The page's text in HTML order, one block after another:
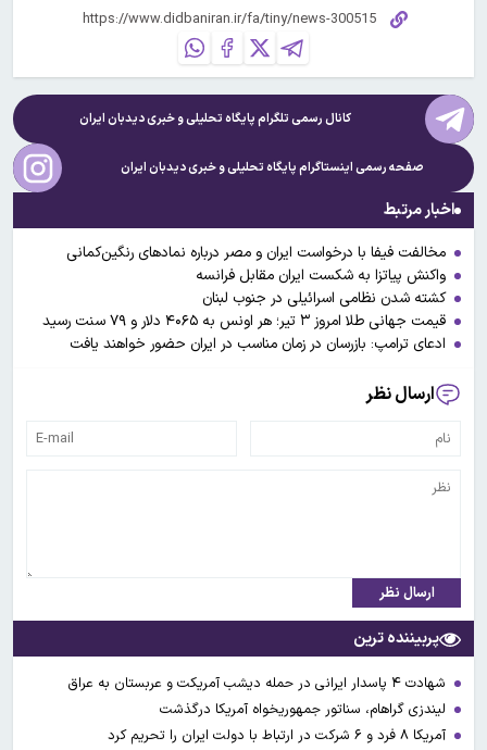
کانال رسمی تلگرام پایگاه تحلیلی و خبریدیدبان ایران
صفحه رسمی اینستاگرام پایگاه تحلیلی و خبریدیدبان ایران
اخبار مرتبط
مخالفت فیفا با درخواست ایران و مصر درباره نمادهای رنگین‌کمانی
واکنش پیاتزا به شکست ایران مقابل فرانسه
کشته شدن نظامی اسرائیلی در جنوب لبنان
قیمت جهانی طلا امروز ۳ تیر؛ هر اونس به ۴۰۶۵ دلار و ۷۹ سنت رسید
ادعای ترامپ: بازرسان در زمان مناسب در ایران حضور خواهند یافت
ارسال نظر
ارسال نظر
پربیننده ترین
شهادت ۴ پاسدار ایرانی در حمله دیشب آمریکت و عربستان به عراق
لیندزی گراهام، سناتور جمهوریخواه آمریکا درگذشت
آمریکا ۸ فرد و ۶ شرکت در ارتباط با دولت ایران را تحریم کرد